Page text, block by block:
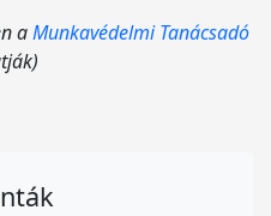
aMunkavédelmi Tanácsadó